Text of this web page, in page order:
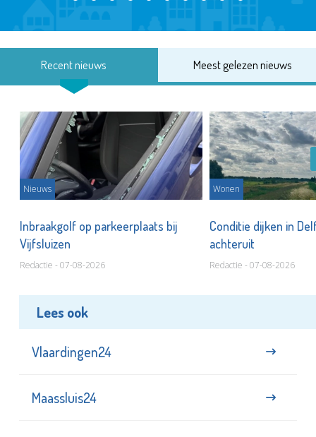
Recent nieuws Meest gelezen nieuws
Nieuws
Inbraakgolf op parkeerplaats bij
Vijfsluizen
Redactie - 07-08-2026
Wonen
Conditie dijken in
achteruit
Redactie - 07-08-2026
Lees ook
Vlaardingen24
Maassluis24